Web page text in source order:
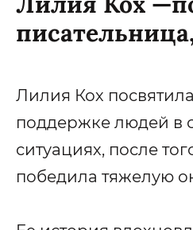
Лилия Кох
поддержке людей в
ситуациях, после
победила тяжелую